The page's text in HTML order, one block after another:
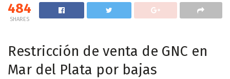
484
SHARES
Restricción de venta de GNC en
Mar del Plata por bajas